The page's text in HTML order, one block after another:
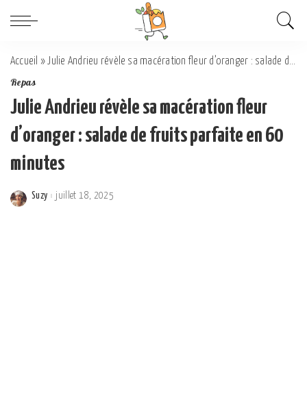
Accueil »Julie Andrieu révèle sa macération fleur d’oranger : salade de fruits parfaite en 60 minutes
Repas
Julie Andrieu révèle sa macération fleur
d’oranger : salade de fruits parfaite en 60
minutes
Posted
Suzy juillet 18, 2025